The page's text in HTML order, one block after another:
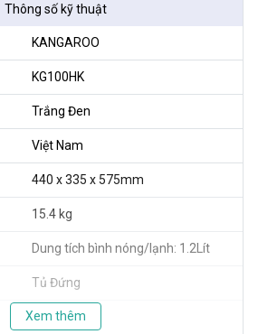
Thông số kỹ thuật
KANGAROO
KG100HK
Trắng Đen
Việt Nam
440 x 335 x 575mm
15.4 kg
Dung tích bình nóng/lạnh: 1.2Lít
Tủ Đứng
10 lõi
Xem thêm